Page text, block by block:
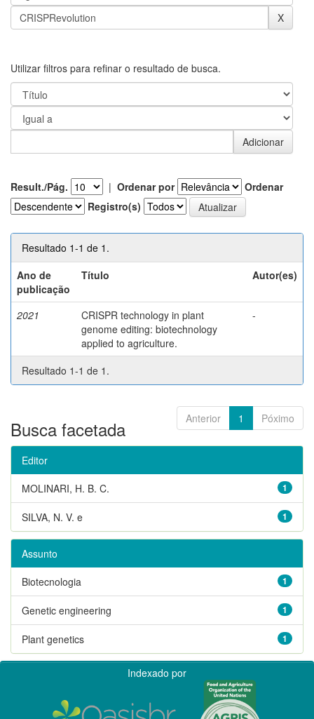
Utilizar filtros para refinar o resultado de busca.
Result./Pág. | Ordenar por
Ordenar
Registro(s)
Resultado 1-1 de 1.
Ano de
publicação
Título Autor(es)
2021
CRISPR technology in plant
genome editing: biotechnology
applied to agriculture.
-
Resultado 1-1 de 1.
Anterior 1 Póximo
Busca facetada
Editor
1
MOLINARI, H. B. C.
1
SILVA, N. V. e
Assunto
1
Biotecnologia
1
Genetic engineering
1
Plant genetics
Indexado por